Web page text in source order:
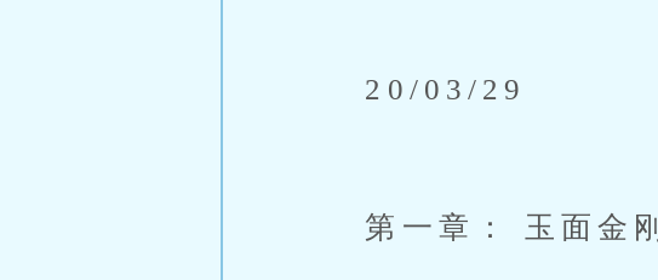
20/03/29
第一章： 玉面金刚